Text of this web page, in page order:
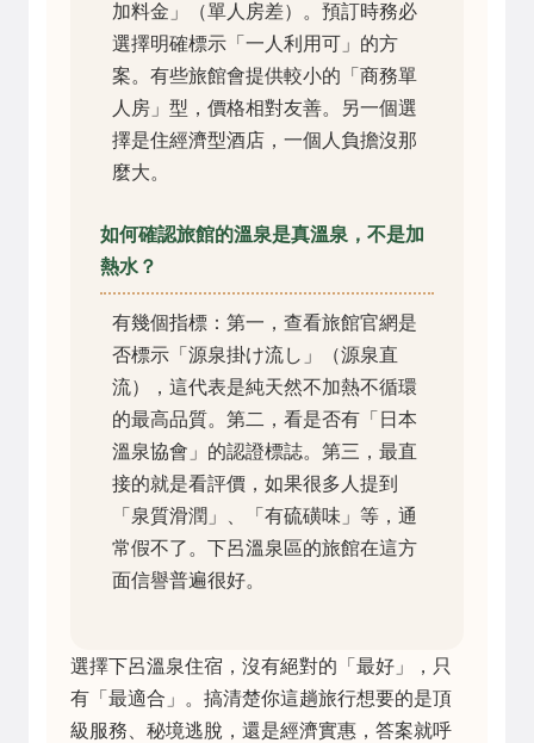
加料金」（單人房差）。預訂時務必
選擇明確標示「一人利用可」的方
案。有些旅館會提供較小的「商務單
人房」型，價格相對友善。另一個選
擇是住經濟型酒店，一個人負擔沒那
麼大。
如何確認旅館的溫泉是真溫泉，不是加
熱水？
有幾個指標：第一，查看旅館官網是
否標示「源泉掛け流し」（源泉直
流），這代表是純天然不加熱不循環
的最高品質。第二，看是否有「日本
溫泉協會」的認證標誌。第三，最直
接的就是看評價，如果很多人提到
「泉質滑潤」、「有硫磺味」等，通
常假不了。下呂溫泉區的旅館在這方
面信譽普遍很好。
選擇下呂溫泉住宿，沒有絕對的「最好」，只
有「最適合」。搞清楚你這趟旅行想要的是頂
級服務、秘境逃脫，還是經濟實惠，答案就呼